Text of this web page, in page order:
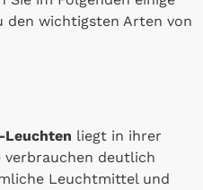
wichtigsten Arten von
Leuchten liegt in ihrer
verbrauchen deutlich
Leuchtmittel und